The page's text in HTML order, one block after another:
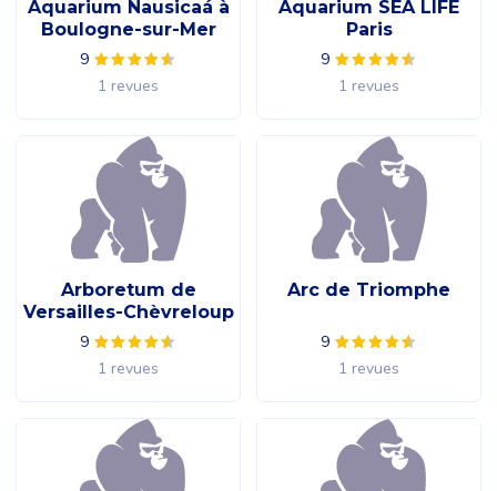
Aquarium Nausicaá à
Boulogne-sur-Mer
9
1 revues
Aquarium SEA LIFE
Paris
9
1 revues
Arboretum de
Versailles-Chèvreloup
9
1 revues
Arc de Triomphe
9
1 revues